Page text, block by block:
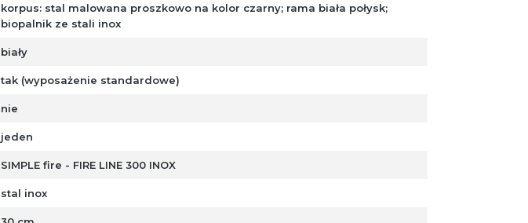
korpus: stal malowana proszkowo na kolor czarny; rama biała połysk;
biopalnik ze stali inox
biały
tak (wyposażenie standardowe)
nie
jeden
SIMPLE fire - FIRE LINE 300 INOX
stal inox